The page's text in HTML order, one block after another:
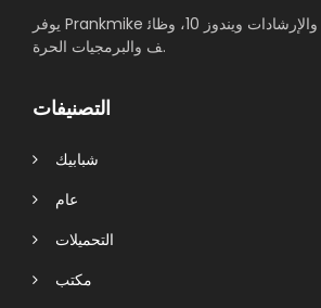
يوفر Prankmike النصائح والتوجيهات والإرشادات ويندوز 10، وظائ
ف والبرمجيات الحرة.
التصنيفات
شبابيك
عام
التحميلات
مكتب